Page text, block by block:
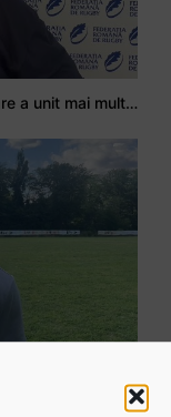
Stejarul Iulian Hartig: A fost un turneu care a unit mai mult echipa
Mohamed Salhi, vicecampion național juniori I: Rugby-ul te învață să accepți și înfrângerile